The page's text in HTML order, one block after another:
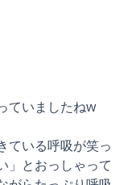
ていましたねw
ている呼吸が笑っ
」とおっしゃって